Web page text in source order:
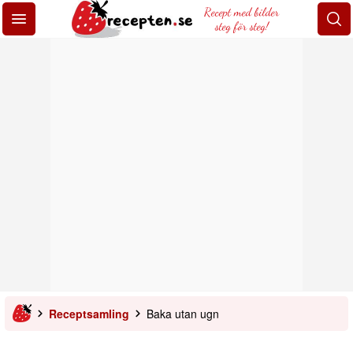
Recept med bilder
steg för steg!
Receptsamling Baka utan ugn